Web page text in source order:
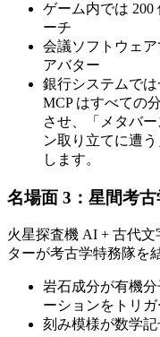
ゲーム内では 200
ーチ
会議ソフトウェ
アバター
銀行システムで
MCP はすべての
させ、「メタバ
ン取り立てに遭
します。
名場面 3： 星間考
火星探査機 AI + 古代
ターが考古学特務隊を
岩石成分が有機
ーションをトリガ
刻み模様が数学